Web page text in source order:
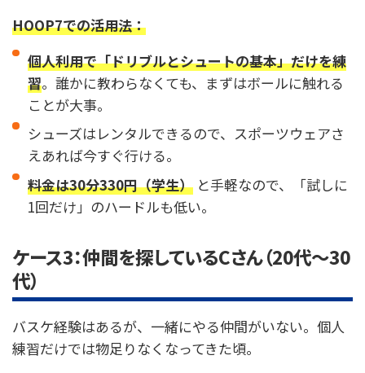
HOOP7での活用法：
個人利用で「ドリブルとシュートの基本」だけを練
習。誰かに教わらなくても、まずはボールに触れる
ことが大事。
シューズはレンタルできるので、スポーツウェアさ
えあれば今すぐ行ける。
料金は30分330円（学生）と手軽なので、「試しに
1回だけ」のハードルも低い。
ケース3：仲間を探しているCさん（20代〜30
代）
バスケ経験はあるが、一緒にやる仲間がいない。個人
練習だけでは物足りなくなってきた頃。